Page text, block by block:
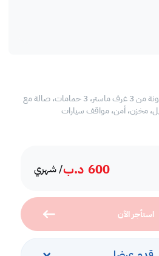
600 د.ب/ شهري
استأجر الآن
شقة مفروشة للايجار في أمواج، مكونة من 3 غرف ماستر، 3 حمامات، صالة مع
مخزن، أمن، مواقف سيارات